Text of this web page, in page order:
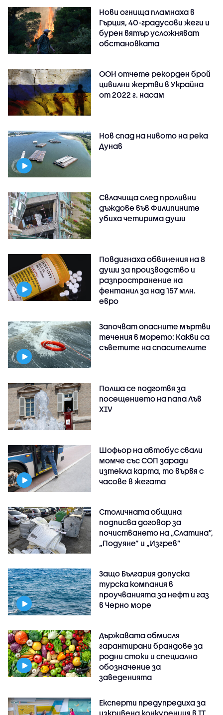
Нови огнища пламнаха в
Гърция, 40-градусови жеги и
бурен вятър усложняват
обстановката
ООН отчете рекорден брой
цивилни жертви в Украйна
от 2022 г. насам
Нов спад на нивото на река
Дунав
Свлачища след проливни
дъждове във Филипините
убиха четирима души
Повдигнаха обвинения на 8
души за производство и
разпространение на
фентанил за над 157 млн.
евро
Започват опасните мъртви
течения в морето: Какви са
съветите на спасителите
Полша се подготвя за
посещението на папа Лъв
XIV
Шофьор на автобус свали
момче със СОП заради
изтекла карта, то вървя с
часове в жегата
Столичната община
подписва договор за
почистването на „Слатина”,
„Подуяне” и „Изгрев”
Защо България допуска
турска компания в
проучванията за нефт и газ
в Черно море
Държавата обмисля
гарантирани брандове за
родни стоки и специално
обозначение за
заведенията
Експерти предупредиха за
изкривена конкуренция в IT